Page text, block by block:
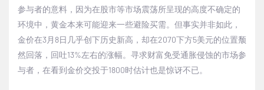
参与者的意料，因为在股市等市场震荡所呈现的高度不确定的
环境中，黄金本来可能迎来一些避险买需。但事实并非如此，
金价在3月 8日几乎创下历史新高，却在2070下方5美元的位置颓
然回落，回吐13%左右的涨幅。寻求财富免受通胀侵蚀的市场参
与者，在看到金价交投于1800时估计也是惊讶不已。